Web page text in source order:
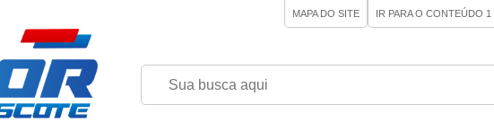
MAPA DO SITE IR PARA O CONTEÚDO 1